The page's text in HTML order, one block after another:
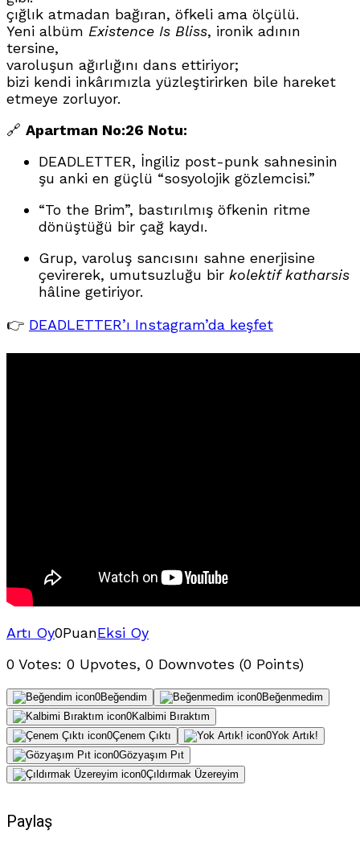
çığlık atmadan bağıran, öfkeli ama ölçülü.
Yeni albüm Existence Is Bliss, ironik adının
tersine,
varoluşun ağırlığını dans ettiriyor;
bizi kendi inkârımızla yüzleştirirken bile hareket
etmeye zorluyor.
🔗 Apartman No:26 Notu:
DEADLETTER, İngiliz post-punk sahnesinin
şu anki en güçlü “sosyolojik gözlemcisi.”
“To the Brim”, bastırılmış öfkenin ritme
dönüştüğü bir çağ kaydı.
Grup, varoluş sancısını sahne enerjisine
çevirerek, umutsuzluğu bir kolektif katharsis
hâline getiriyor.
👉 DEADLETTER’ı Instagram’da keşfet
Artı Oy0PuanEksi Oy
0 Votes: 0 Upvotes, 0 Downvotes (0 Points)
0Beğendim 0Beğenmedim
0Kalbimi Bıraktım
0Çenem Çıktı 0Yok Artık!
0Gözyaşım Pıt
0Çıldırmak Üzereyim
Paylaş